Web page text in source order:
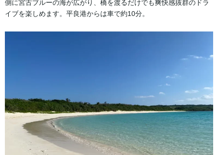
側に宮古ブルーの海が広がり、橋を渡るだけでも爽快感抜群のドラ
イブを楽しめます。平良港からは車で約10分。